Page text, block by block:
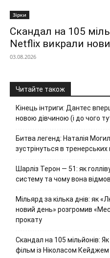
Зірки
Скандал на 105
Netflix викрали
03.08.2026
Читайте також
Кінець інтриги: Дантес
новою дівчиною (і до чого
Битва легенд: Наталія
зустрінуться в тренерських
Шарліз Терон — 51: як
систему та чому вона
Мільярд за кілька днів: як
новий день» розгромив
прокату
Скандал на 105 мільйонів:
фільм із Ніколасом Кейджем